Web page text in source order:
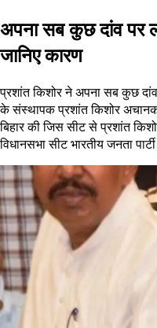
अपना सब कुछ दांव पर
जानिए कारण
प्रशांत किशोर ने अपना सब कुछ दांव
के संस्थापक प्रशांत किशोर
बिहार की जिस सीट से प्रशांत
विधानसभा सीट भारतीय जनता